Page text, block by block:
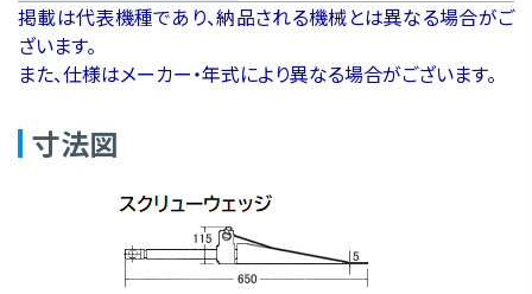
掲載は代表機種であり、納品される機械とは異なる場合がご
ざいます。
また、仕様はメーカー・年式により異なる場合がございます。
寸法図